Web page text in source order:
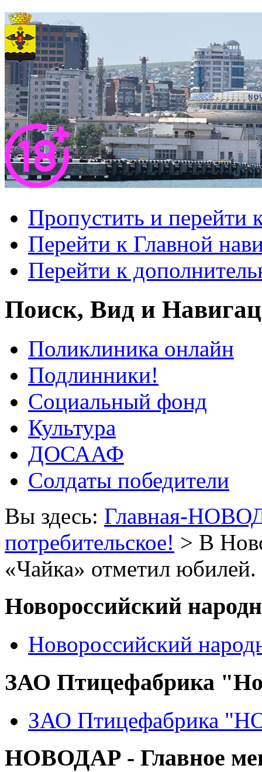
Пропустить и перейти
Перейти к Главной
Перейти к
Поиск, Вид и
Поликлиника онлайн
Подлинники!
Социальный фонд
Культура
ДОСААФ
Солдаты победители
Вы здесь: Главная-
потребительское! > В
«Чайка» отметил
Новороссийский
Новороссийский
ЗАО Птицефабрика
ЗАО Птицефабрика
НОВОДАР - Главное